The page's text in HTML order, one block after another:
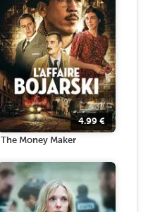
4.99 €
The Money Maker